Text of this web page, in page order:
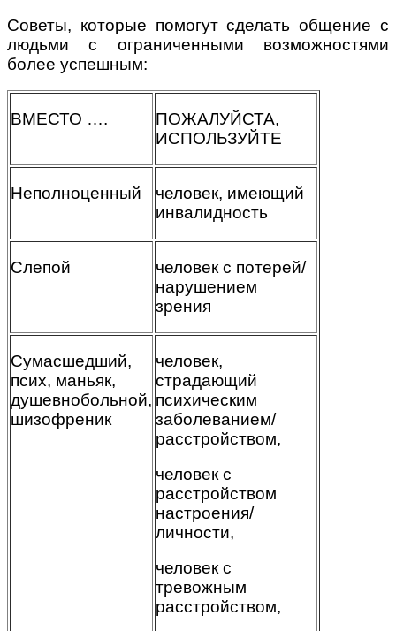
Советы, которые помогут сделать общение с
людьми с ограниченными возможностями
более успешным:
ВМЕСТО ….
ПОЖАЛУЙСТА,
ИСПОЛЬЗУЙТЕ
Неполноценный
человек, имеющий
инвалидность
Слепой
человек с потерей/
нарушением
зрения
Сумасшедший,
псих, маньяк,
душевнобольной,
шизофреник
человек,
страдающий
психическим
заболеванием/
расстройством,
человек с
расстройством
настроения/
личности,
человек с
тревожным
расстройством,